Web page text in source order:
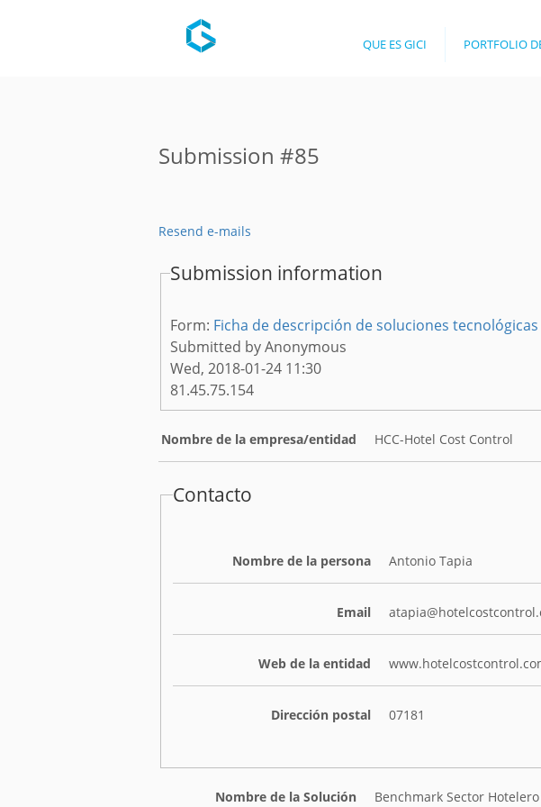
Submission #85
Resend e-mails
Submission information
Form: Ficha de descripción de soluciones
Submitted byAnonymous
Wed, 2018-01-24 11:30
81.45.75.154
Nombre de la empresa/entidad HCC-Hotel Cost Control
Contacto
Nombre de la persona Antonio Tapia
Email
Web de la entidad
Dirección postal 07181
Nombre de la Solución Benchmark Sector
QUE ES GICI PORTFOLIO